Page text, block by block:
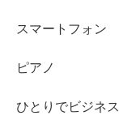
スマートフォン
ピアノ
ひとりでビジネス